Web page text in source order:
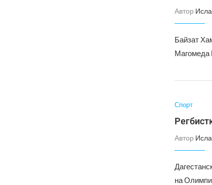
Автор
Байзат
Магомеда
Спорт
Автор
на